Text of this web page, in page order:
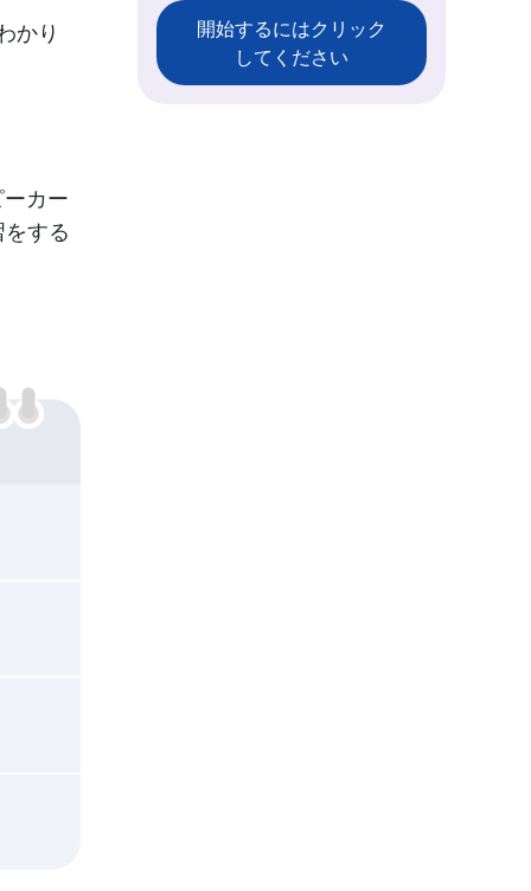
かり
カー
する
開始するにはクリック
してください